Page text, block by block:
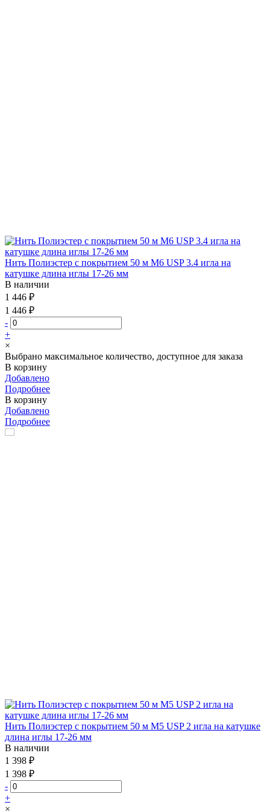
Нить Полиэстер с покрытием 50 м М6 USP 3.4 игла на
катушке длина иглы 17-26 мм
В наличии
1 446 ₽
1 446 ₽
-
+
×
Выбрано максимальное количество, доступное для заказа
В корзину
Добавлено
Подробнее
В корзину
Добавлено
Подробнее
Нить Полиэстер с покрытием 50 м М5 USP 2 игла на катушке
длина иглы 17-26 мм
В наличии
1 398 ₽
1 398 ₽
-
+
×